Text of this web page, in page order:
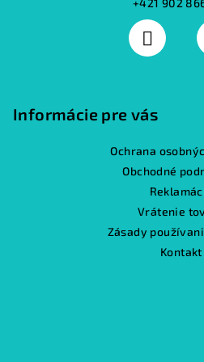
+421 902
Informácie pre vás
Ochrana
Obchodné
Vrátenie
Zásady
Kontakt